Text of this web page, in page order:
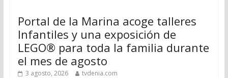
Portal de la Marina acoge talleres
Infantiles y una exposición de
LEGO® para toda la familia durante
el mes de agosto
3 agosto, 2026 tvdenia.com